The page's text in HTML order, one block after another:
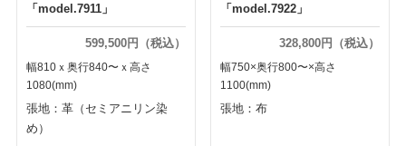
「model.7911」
599,500円（税込）
幅810ｘ奥行840〜ｘ高さ
1080(mm)
張地：革（セミアニリン染
め）
「model.7922」
328,800円（税込）
幅750×奥行800〜×高さ
1100(mm)
張地：布